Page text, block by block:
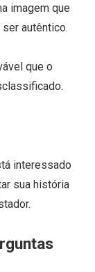
imagem que
autêntico.
que o
interessado
sua história